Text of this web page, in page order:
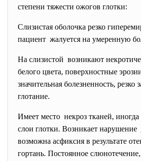
степени тяжести ожогов глотки:
Слизистая оболочка резко
пациент жалуется на умеренную
На слизистой возникают
белого цвета, поверхностные
значительная болезненность, резко
глотание.
Имеет место некроз тканей,
слои глотки. Возникает
возможна асфиксия в результате
гортань. Постоянное